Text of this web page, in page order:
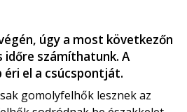
úgy a most következőn
időre számíthatunk. A
éri el a csúcspontját.
gomolyfelhők lesznek az